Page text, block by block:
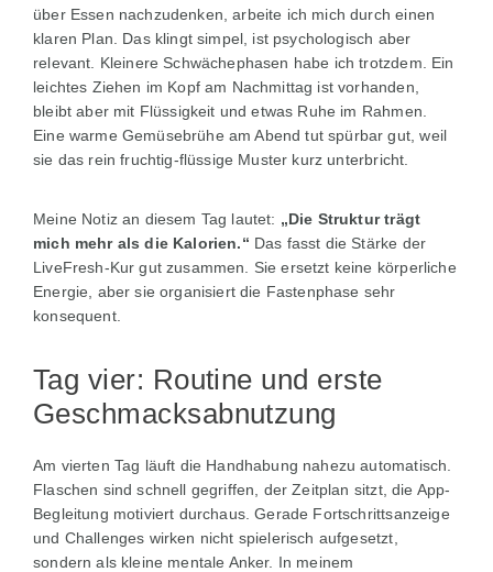
über Essen nachzudenken, arbeite ich mich durch einen
klaren Plan. Das klingt simpel, ist psychologisch aber
relevant. Kleinere Schwächephasen habe ich trotzdem. Ein
leichtes Ziehen im Kopf am Nachmittag ist vorhanden,
bleibt aber mit Flüssigkeit und etwas Ruhe im Rahmen.
Eine warme Gemüsebrühe am Abend tut spürbar gut, weil
sie das rein fruchtig-flüssige Muster kurz unterbricht.
Meine Notiz an diesem Tag lautet: „Die Struktur trägt
mich mehr als die Kalorien.“ Das fasst die Stärke der
LiveFresh-Kur gut zusammen. Sie ersetzt keine körperliche
Energie, aber sie organisiert die Fastenphase sehr
konsequent.
Tag vier: Routine und erste
Geschmacksabnutzung
Am vierten Tag läuft die Handhabung nahezu automatisch.
Flaschen sind schnell gegriffen, der Zeitplan sitzt, die App-
Begleitung motiviert durchaus. Gerade Fortschrittsanzeige
und Challenges wirken nicht spielerisch aufgesetzt,
sondern als kleine mentale Anker. In meinem